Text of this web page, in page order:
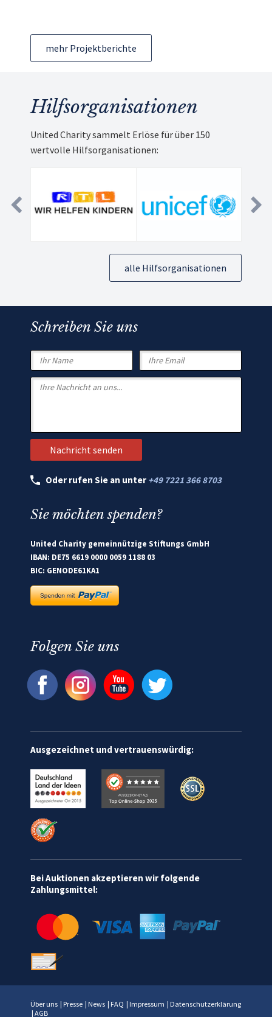
mehr Projektberichte
Hilfsorganisationen
United Charity sammelt Erlöse für über 150
wertvolle Hilfsorganisationen:
alle Hilfsorganisationen
Schreiben Sie uns
Oder rufen Sie an unter +49 7221 366 8703
Sie möchten spenden?
United Charity gemeinnützige Stiftungs GmbH
IBAN: DE75 6619 0000 0059 1188 03
BIC: GENODE61KA1
Folgen Sie uns
Ausgezeichnet und vertrauenswürdig:
Bei Auktionen akzeptieren wir folgende
Zahlungsmittel:
Über uns | Presse | News | FAQ | Impressum | Datenschutzerklärung
| AGB